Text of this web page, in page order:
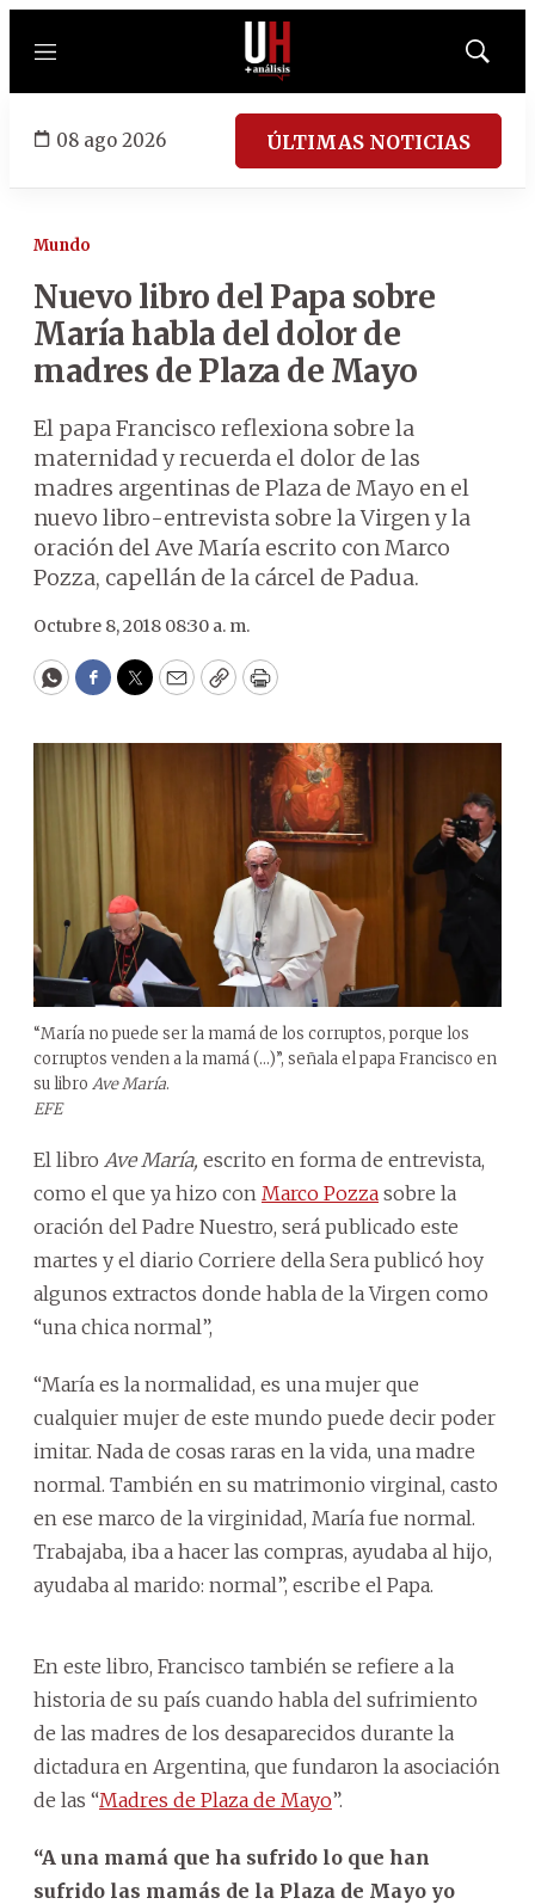
Menú
Mostrar
08 ago 2026 ÚLTIMAS NOTICIAS
Mundo
Nuevo libro del Papa sobre
María habla del dolor de
madres de Plaza de Mayo
El papa Francisco reflexiona sobre la
maternidad y recuerda el dolor de las
madres argentinas de Plaza de Mayo en el
nuevo libro-entrevista sobre la Virgen y la
oración del Ave María escrito con Marco
Pozza, capellán de la cárcel de Padua.
Octubre 8, 2018 08:30 a. m.
WhatsApp
Facebook
Twitter
EmailCopyPrint
“María no puede ser la mamá de los corruptos, porque los
corruptos venden a la mamá (...)”, señala el papa Francisco en
su libro Ave María.
EFE
El libro Ave María, escrito en forma de entrevista,
como el que ya hizo con Marco Pozza sobre la
oración del Padre Nuestro, será publicado este
martes y el diario Corriere della Sera publicó hoy
algunos extractos donde habla de la Virgen como
“una chica normal”,
“María es la normalidad, es una mujer que
cualquier mujer de este mundo puede decir poder
imitar. Nada de cosas raras en la vida, una madre
normal. También en su matrimonio virginal, casto
en ese marco de la virginidad, María fue normal.
Trabajaba, iba a hacer las compras, ayudaba al hijo,
ayudaba al marido: normal”, escribe el Papa.
En este libro, Francisco también se refiere a la
historia de su país cuando habla del sufrimiento
de las madres de los desaparecidos durante la
dictadura en Argentina, que fundaron la asociación
de las “Madres de Plaza de Mayo”.
“A una mamá que ha sufrido lo que han
sufrido las mamás de la Plaza de Mayo yo